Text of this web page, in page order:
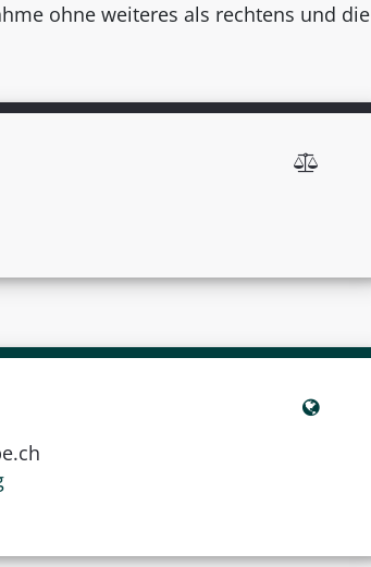
ohne weiteres als rechtens und die